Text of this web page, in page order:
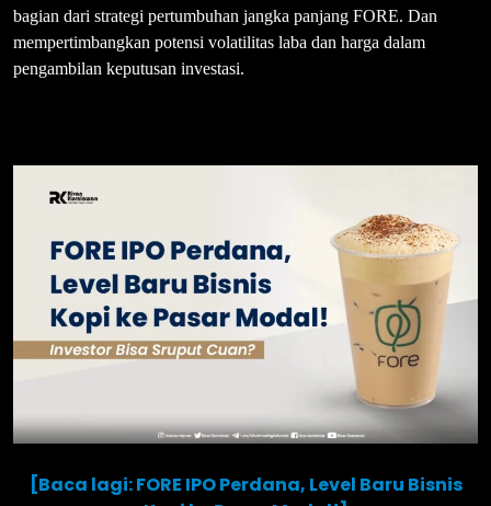
bagian dari strategi pertumbuhan jangka panjang FORE. Dan
mempertimbangkan potensi volatilitas laba dan harga dalam
pengambilan keputusan investasi.
[Baca lagi: FORE IPO Perdana, Level Baru Bisnis